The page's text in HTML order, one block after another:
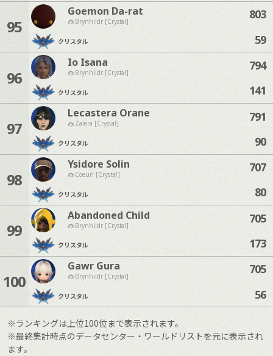
95
Goemon Da-rat
Brynhildr [Crystal]
クリスタル
803
59
96
Io Isana
Brynhildr [Crystal]
クリスタル
794
141
97
Lecastera Orane
Zalera [Crystal]
クリスタル
791
90
98
Ysidore Solin
Coeurl [Crystal]
クリスタル
707
80
99
Abandoned Child
Brynhildr [Crystal]
クリスタル
705
173
100
Gawr Gura
Brynhildr [Crystal]
クリスタル
705
56
※ランキングは上位100位まで表示されます。
※最終集計時点のデータセンター・ワールドリストを元に表示され
ます。